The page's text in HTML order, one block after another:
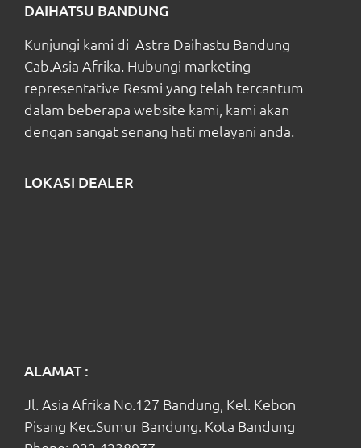
DAIHATSU BANDUNG
Kunjungi kami di Astra Daihastu Bandung
Cab.Asia Afrika. Hubungi marketing
representative Resmi yang telah tercantum
dalam beberapa website kami, kami akan
dengan sangat senang hati melayani anda.
LOKASI DEALER
ALAMAT :
Jl. Asia Afrika No.127 Bandung, Kel. Kebon
Pisang Kec.Sumur Bandung. Kota Bandung